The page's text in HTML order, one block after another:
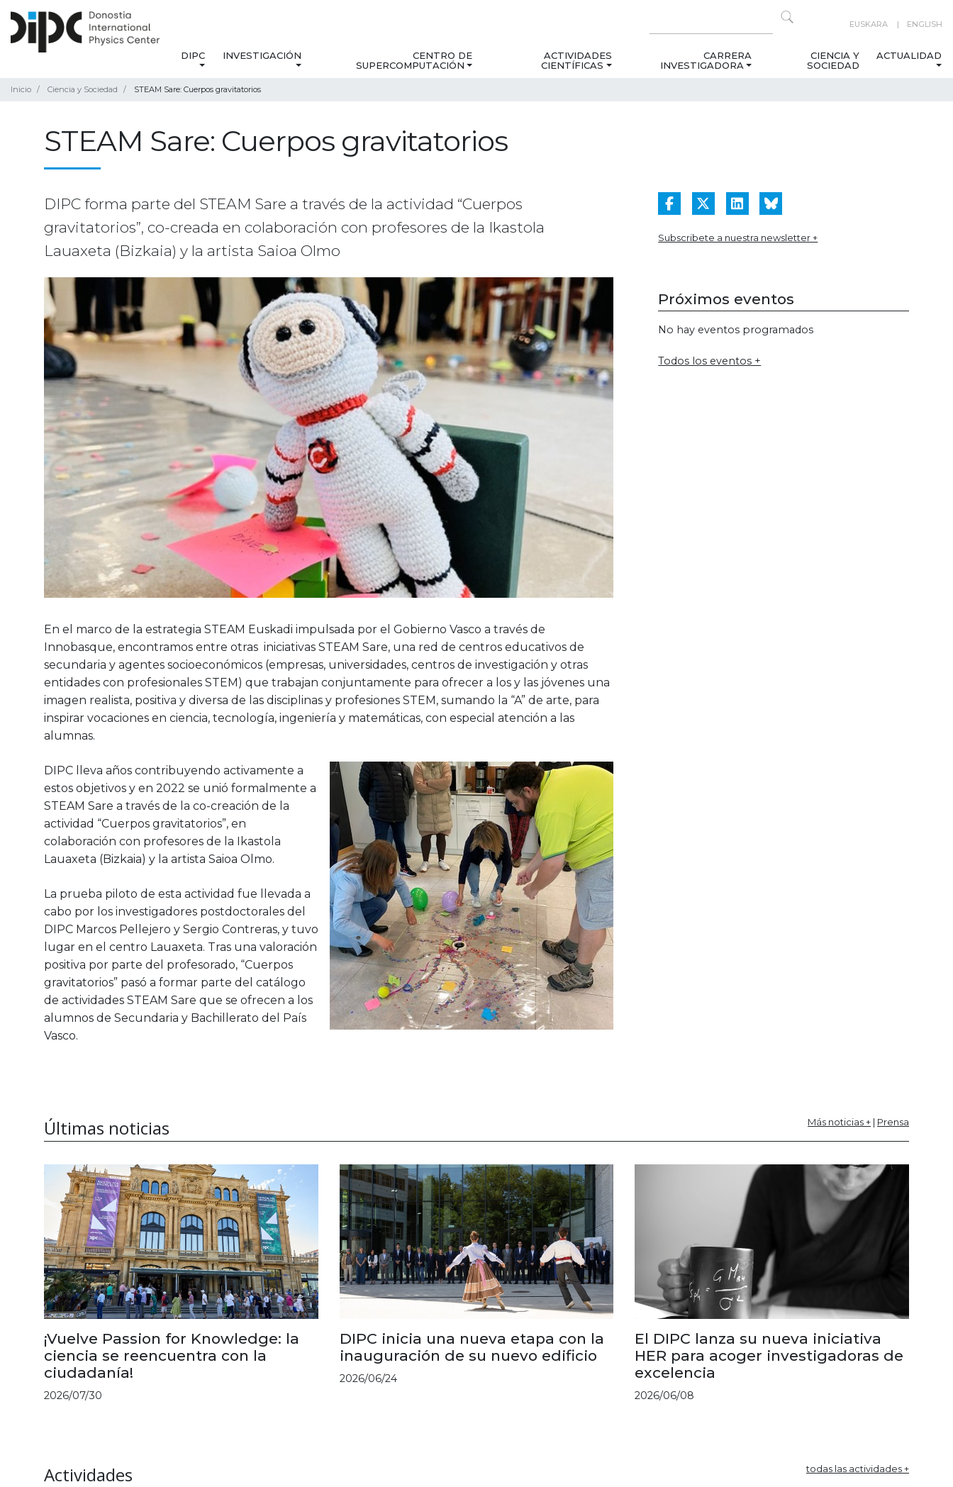
EUSKARA ENGLISH
DIPC INVESTIGACIÓN
CENTRO DE
SUPERCOMPUTACIÓN
ACTIVIDADES
CIENTÍFICAS
CARRERA
INVESTIGADORA
CIENCIA Y
SOCIEDAD
ACTUALIDAD
Inicio Ciencia y Sociedad STEAM Sare: Cuerpos gravitatorios
STEAM Sare: Cuerpos gravitatorios
DIPC forma parte del STEAM Sare a través de la actividad “Cuerpos
gravitatorios”, co-creada en colaboración con profesores de la Ikastola
Lauaxeta (Bizkaia) y la artista Saioa Olmo
En el marco de la estrategia STEAM Euskadi impulsada por el Gobierno Vasco a través de
Innobasque, encontramos entre otras iniciativas STEAM Sare, una red de centros educativos de
secundaria y agentes socioeconómicos (empresas, universidades, centros de investigación y otras
entidades con profesionales STEM) que trabajan conjuntamente para ofrecer a los y las jóvenes una
imagen realista, positiva y diversa de las disciplinas y profesiones STEM, sumando la “A” de arte, para
inspirar vocaciones en ciencia, tecnología, ingeniería y matemáticas, con especial atención a las
alumnas.
DIPC lleva años contribuyendo activamente a
estos objetivos y en 2022 se unió formalmente a
STEAM Sare a través de la co-creación de la
actividad “Cuerpos gravitatorios”, en
colaboración con profesores de la Ikastola
Lauaxeta (Bizkaia) y la artista Saioa Olmo.
La prueba piloto de esta actividad fue llevada a
cabo por los investigadores postdoctorales del
DIPC Marcos Pellejero y Sergio Contreras, y tuvo
lugar en el centro Lauaxeta. Tras una valoración
positiva por parte del profesorado, “Cuerpos
gravitatorios” pasó a formar parte del catálogo
de actividades STEAM Sare que se ofrecen a los
alumnos de Secundaria y Bachillerato del País
Vasco.
Subscribete a nuestra newsletter +
Próximos eventos
No hay eventos programados
Todos los eventos +
Últimas noticias Más noticias + | Prensa
¡Vuelve Passion for Knowledge: la
ciencia se reencuentra con la
ciudadanía!
2026/07/30
DIPC inicia una nueva etapa con la
inauguración de su nuevo edificio
2026/06/24
El DIPC lanza su nueva iniciativa
HER para acoger investigadoras de
excelencia
2026/06/08
Actividades todas las actividades +